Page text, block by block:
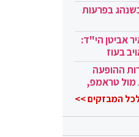
נעצר כשנהג בפרעות
אביטן הי"ד:
בעוז
ההופעה
מול טראמפ,
המבזקים >>